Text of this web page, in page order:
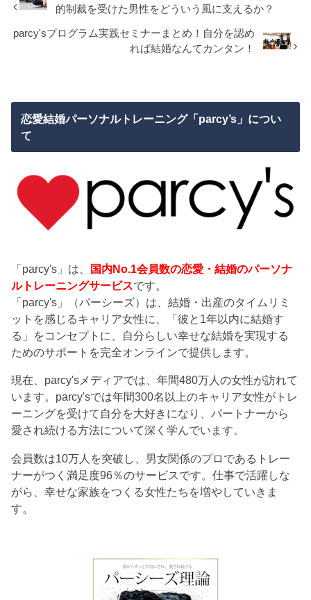
的制裁を受けた男性をどういう風に支えるか？
parcy'sプログラム実践セミナーまとめ！自分を認め
れば結婚なんてカンタン！
恋愛結婚パーソナルトレーニング「parcy’s」につい
て
「parcy's」は、
国内No.1会員数の恋愛・結婚のパーソナ
ルトレーニングサービスです。
「parcy's」（パーシーズ）は、結婚・出産のタイムリミ
ットを感じるキャリア女性に、「彼と1年以内に結婚す
る」をコンセプトに、自分らしい幸せな結婚を実現する
ためのサポートを完全オンラインで提供します。
現在、parcy'sメディアでは、年間480万人の女性が訪れて
います。parcy'sでは年間300名以上のキャリア女性がトレ
ーニングを受けて自分を大好きになり、パートナーから
愛され続ける方法について深く学んでいます。
会員数は10万人を突破し、男女関係のプロであるトレー
ナーがつく満足度96％のサービスです。仕事で活躍しな
がら、幸せな家族をつくる女性たちを増やしていきま
す。